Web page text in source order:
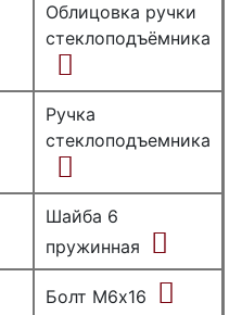
Облицовка ручки
стеклоподъёмника
Ручка
стеклоподъемника
Шайба 6
пружинная
Болт М6х16